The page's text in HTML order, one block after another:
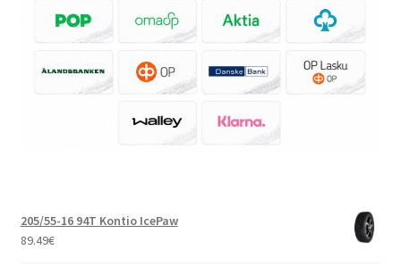
205/55-16 94T Kontio IcePaw
89.49€